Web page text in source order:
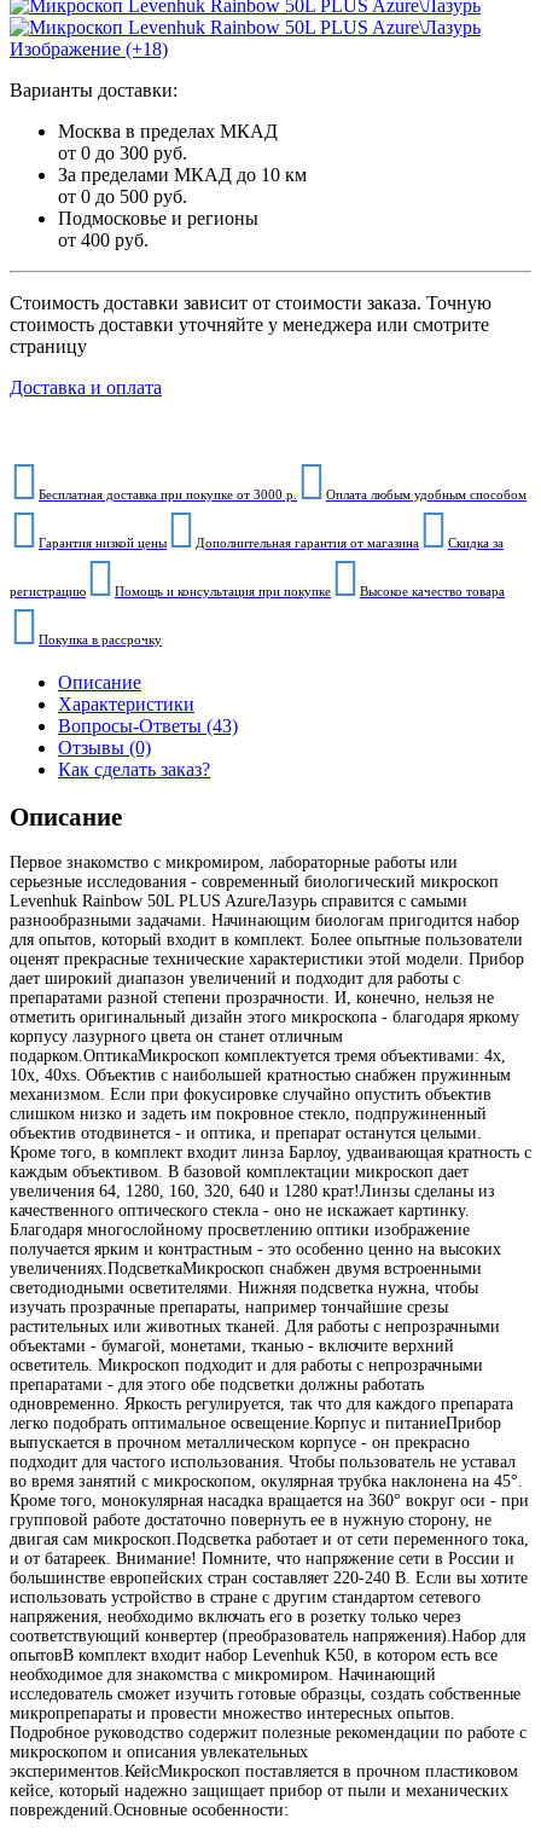
Изображение (+18)
Варианты доставки:
Москва в пределах МКАД
от 0 до 300 руб.
За пределами МКАД до 10 км
от 0 до 500 руб.
Подмосковье и регионы
от 400 руб.
Стоимость доставки зависит от стоимости заказа. Точную
стоимость доставки уточняйте у менеджера или смотрите
страницу
Доставка и оплата
Бесплатная доставка при покупке от 3000 р. Оплата любым удобным способом
Гарантия низкой цены Дополнительная гарантия от магазина Скидка за
регистрацию Помощь и консультация при покупке Высокое качество товара
Покупка в рассрочку
Описание
Характеристики
Вопросы-Ответы (43)
Отзывы (0)
Как сделать заказ?
Описание
Первое знакомство с микромиром, лабораторные работы или
серьезные исследования - современный биологический микроскоп
Levenhuk Rainbow 50L PLUS AzureЛазурь справится с самыми
разнообразными задачами. Начинающим биологам пригодится набор
для опытов, который входит в комплект. Более опытные пользователи
оценят прекрасные технические характеристики этой модели. Прибор
дает широкий диапазон увеличений и подходит для работы с
препаратами разной степени прозрачности. И, конечно, нельзя не
отметить оригинальный дизайн этого микроскопа - благодаря яркому
корпусу лазурного цвета он станет отличным
подарком.ОптикаМикроскоп комплектуется тремя объективами: 4x,
10x, 40xs. Объектив с наибольшей кратностью снабжен пружинным
механизмом. Если при фокусировке случайно опустить объектив
слишком низко и задеть им покровное стекло, подпружиненный
объектив отодвинется - и оптика, и препарат останутся целыми.
Кроме того, в комплект входит линза Барлоу, удваивающая кратность с
каждым объективом. В базовой комплектации микроскоп дает
увеличения 64, 1280, 160, 320, 640 и 1280 крат!Линзы сделаны из
качественного оптического стекла - оно не искажает картинку.
Благодаря многослойному просветлению оптики изображение
получается ярким и контрастным - это особенно ценно на высоких
увеличениях.ПодсветкаМикроскоп снабжен двумя встроенными
светодиодными осветителями. Нижняя подсветка нужна, чтобы
изучать прозрачные препараты, например тончайшие срезы
растительных или животных тканей. Для работы с непрозрачными
объектами - бумагой, монетами, тканью - включите верхний
осветитель. Микроскоп подходит и для работы с непрозрачными
препаратами - для этого обе подсветки должны работать
одновременно. Яркость регулируется, так что для каждого препарата
легко подобрать оптимальное освещение.Корпус и питаниеПрибор
выпускается в прочном металлическом корпусе - он прекрасно
подходит для частого использования. Чтобы пользователь не уставал
во время занятий с микроскопом, окулярная трубка наклонена на 45°.
Кроме того, монокулярная насадка вращается на 360° вокруг оси - при
групповой работе достаточно повернуть ее в нужную сторону, не
двигая сам микроскоп.Подсветка работает и от сети переменного тока,
и от батареек. Внимание! Помните, что напряжение сети в России и
большинстве европейских стран составляет 220-240 В. Если вы хотите
использовать устройство в стране с другим стандартом сетевого
напряжения, необходимо включать его в розетку только через
соответствующий конвертер (преобразователь напряжения).Набор для
опытовВ комплект входит набор Levenhuk K50, в котором есть все
необходимое для знакомства с микромиром. Начинающий
исследователь сможет изучить готовые образцы, создать собственные
микропрепараты и провести множество интересных опытов.
Подробное руководство содержит полезные рекомендации по работе с
микроскопом и описания увлекательных
экспериментов.КейсМикроскоп поставляется в прочном пластиковом
кейсе, который надежно защищает прибор от пыли и механических
повреждений.Основные особенности: